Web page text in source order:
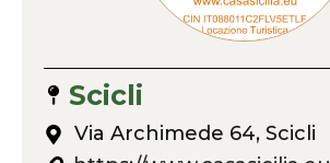
Scicli
Via Archimede 64, Scicli